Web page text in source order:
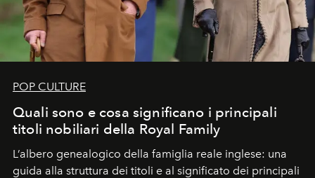
POP CULTURE
Quali sono e cosa significano i principali
titoli nobiliari della Royal Family
L’albero genealogico della famiglia reale inglese: una
guida alla struttura dei titoli e al significato dei principali